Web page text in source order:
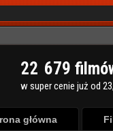
22 679
w super cenie już od
główna